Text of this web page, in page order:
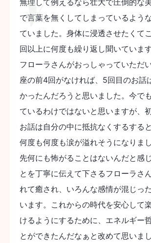
で言葉を無くしてしまっているよう
ていました。身体に浸透させたくて
回以上に何度も繰り返し聞いています
フローラさんがおっしゃっていただ
座の前4回がなければ、5回目のお話
かったんだろうと思いました。今で
ているわけではないと思いますが、
お話は自分の中に抵抗なくするする
何度も何度も涙が溢れそうになりま
先何にも怖がることはないんだと感
とを丁寧に伝えて下さるフローラさ
れて癒され、いろんな感情が混じっ
います。これからの時代を安心して
けるようにするために、エネルギー
とができたんだなぁと改めて思いまし